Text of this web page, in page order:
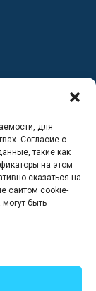
для
Согласие с
такие как
на этом
сказаться на
сайтом cookie-
быть